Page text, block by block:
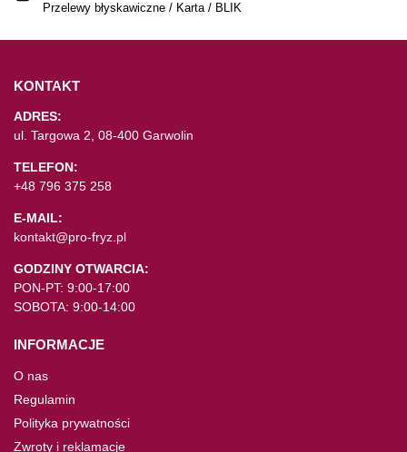
Przelewy błyskawiczne / Karta / BLIK
KONTAKT
ADRES:
ul. Targowa 2, 08-400 Garwolin
TELEFON:
+48 796 375 258
E-MAIL:
kontakt@pro-fryz.pl
GODZINY OTWARCIA:
PON-PT: 9:00-17:00
SOBOTA: 9:00-14:00
INFORMACJE
O nas
Regulamin
Polityka prywatności
Zwroty i reklamacje